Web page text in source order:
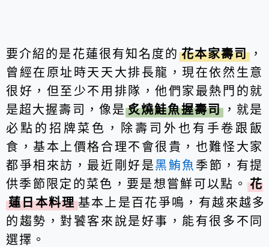
要介紹的是花蓮很有知名度的 花本家壽司 ，
曾經在原址時天天大排長龍，現在依然生意
很好，但至少不用排隊，他們家最熱門的就
是超大握壽司，像是炙燒鮭魚握壽司，就是
必點的招牌菜色，除壽司外也有手卷跟飯
食，基本上價格合理不會很貴，也難怪大家
都爭相來訪，最近剛好是黑鮪魚 季節，有提
供季節限定的菜色，要是想嘗鮮可以點。花
蓮日本料理基本上是百花爭鳴，有越來越多
的趨勢，對饕客來說是好事，能有很多不同
選擇。